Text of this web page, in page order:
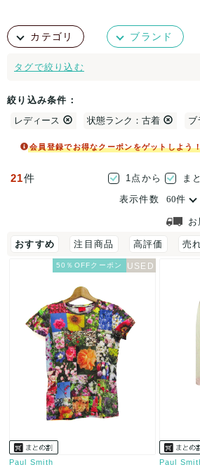
カテゴリ ブランド
タグで絞り込む
絞り込み条件：
レディース 状態ランク：古着 ブ
会員登録でお得なクーポンをゲットしよう
21件 1点から ま
表示件数
おすすめ 注目商品 高評価 売
50％OFFクーポン
Paul Smith Paul